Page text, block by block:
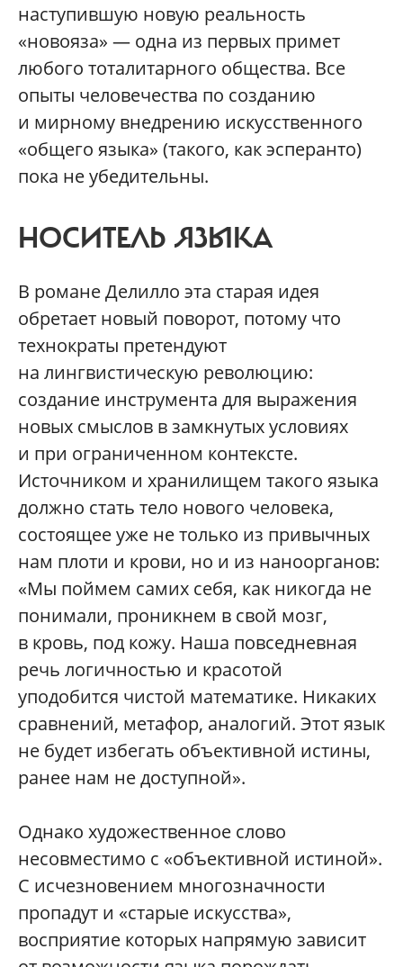
наступившую новую реальность
«новояза» — одна из первых примет
любого тоталитарного общества. Все
опыты человечества по созданию
и мирному внедрению искусственного
«общего языка» (такого, как эсперанто)
пока не убедительны.
НОСИТЕЛЬ ЯЗЫКА
В романе Делилло эта старая идея
обретает новый поворот, потому что
технократы претендуют
на лингвистическую революцию:
создание инструмента для выражения
новых смыслов в замкнутых условиях
и при ограниченном контексте.
Источником и хранилищем такого языка
должно стать тело нового человека,
состоящее уже не только из привычных
нам плоти и крови, но и из наноорганов:
«Мы поймем самих себя, как никогда не
понимали, проникнем в свой мозг,
в кровь, под кожу. Наша повседневная
речь логичностью и красотой
уподобится чистой математике. Никаких
сравнений, метафор, аналогий. Этот язык
не будет избегать объективной истины,
ранее нам не доступной».
Однако художественное слово
несовместимо с «объективной истиной».
С исчезновением многозначности
пропадут и «старые искусства»,
восприятие которых напрямую зависит